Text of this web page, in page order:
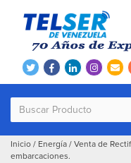
Inicio / Energía / Venta de
embarcaciones.